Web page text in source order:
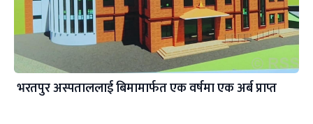
भरतपुर अस्पताललाई बिमामार्फत एक वर्षमा एक अर्ब प्राप्त